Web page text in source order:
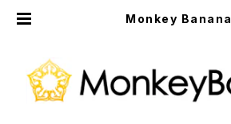
Monkey Banana